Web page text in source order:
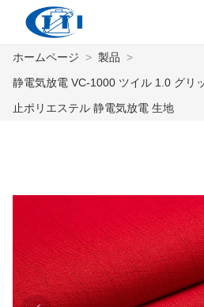
カスタマイズ
私たちについて
ニュース
العربية česky
ホームページ > 製品 >
静電気放電 VC-1000 ツイル 1.0 グリ
止ポリエステル 静電気放電 生地